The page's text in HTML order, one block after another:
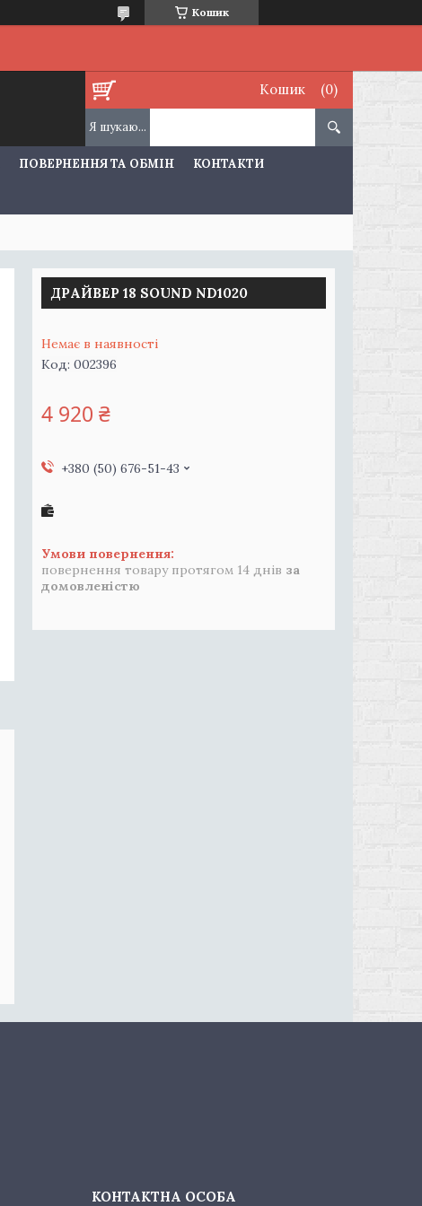
Кошик
Кошик
ПОВЕРНЕННЯ ТА ОБМІН КОНТАКТИ
ДРАЙВЕР 18 SOUND ND1020
Немає в наявності
Код: 002396
4 920 ₴
+380 (50) 676-51-43
повернення товару протягом 14 днів за
домовленістю